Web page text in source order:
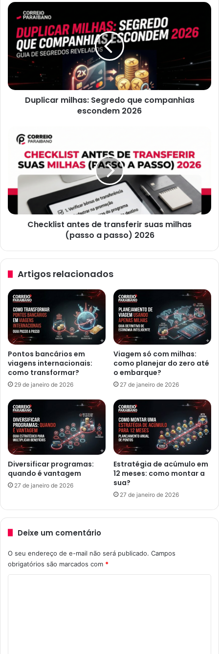
Duplicar
milhas:
Segredo
que
companhias
escondem
Duplicar milhas: Segredo que companhias
escondem 2026
antes
transferir
passo)
Checklist antes de transferir suas milhas
(passo a passo) 2026
Artigos relacionados
Pontos bancários em
viagens internacionais:
como transformar?
29 de janeiro de 2026
Viagem só com milhas:
como planejar do zero até
o embarque?
27 de janeiro de 2026
Diversificar programas:
quando é vantagem
27 de janeiro de 2026
Estratégia de acúmulo em
12 meses: como montar a
sua?
27 de janeiro de 2026
Deixe um comentário
O seu endereço de e-mail não será publicado. Campos
obrigatórios são marcados com *